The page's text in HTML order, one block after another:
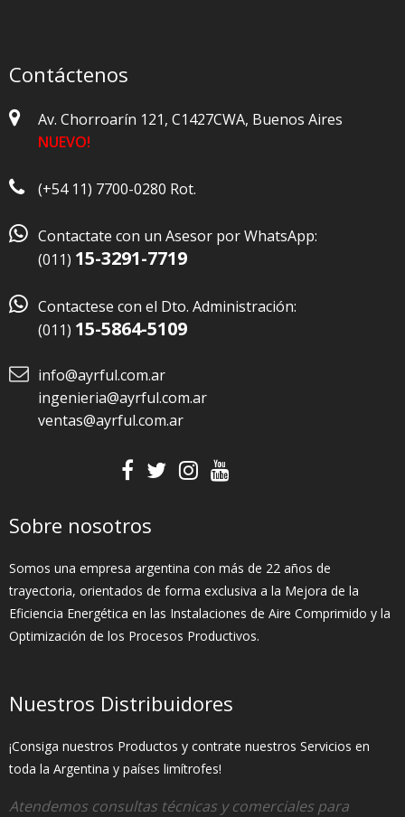
Contáctenos
Av. Chorroarín 121, C1427CWA, Buenos Aires
NUEVO!
(+54 11) 7700-0280 Rot.
 Contactate con un Asesor por WhatsApp:
(011) 15-3291-7719
 Contactese con el Dto. Administración:
(011) 15-5864-5109
info@ayrful.com.ar
ingenieria@ayrful.com.ar
ventas@ayrful.com.ar
Sobre nosotros
Somos una empresa argentina con más de 22 años de
trayectoria, orientados de forma exclusiva a la Mejora de la
Eficiencia Energética en las Instalaciones de Aire Comprimido y la
Optimización de los Procesos Productivos.
Nuestros Distribuidores
¡Consiga nuestros Productos y contrate nuestros Servicios en
toda la Argentina y países limítrofes!
Atendemos consultas técnicas y comerciales para